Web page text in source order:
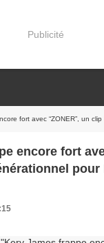
Publicité
avec “ZONER”, un clip brut et
encore fort
pour